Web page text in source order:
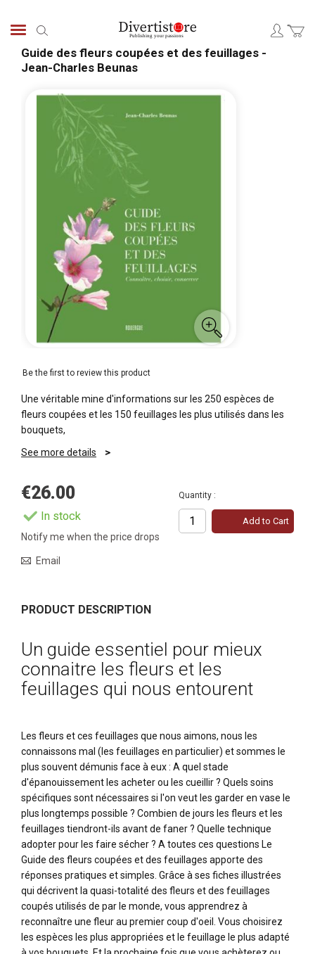
Guide des fleurs coupées et des feuillages -
Jean-Charles Beunas
Be the first to review this product
Une véritable mine d'informations sur les 250 espèces de
fleurs coupées et les 150 feuillages les plus utilisés dans les
bouquets,
See more details
€26.00
In stock
Quantity :
Add to Cart
Notify me when the price drops
Email
PRODUCT DESCRIPTION
Un guide essentiel pour mieux
connaitre les fleurs et les
feuillages qui nous entourent
Les fleurs et ces feuillages que nous aimons, nous les
connaissons mal (les feuillages en particulier) et sommes le
plus souvent démunis face à eux : A quel stade
d'épanouissement les acheter ou les cueillir ? Quels soins
spécifiques sont nécessaires si l'on veut les garder en vase le
plus longtemps possible ? Combien de jours les fleurs et les
feuillages tiendront-ils avant de faner ? Quelle technique
adopter pour les faire sécher ? A toutes ces questions Le
Guide des fleurs coupées et des feuillages apporte des
réponses pratiques et simples. Grâce à ses fiches illustrées
qui décrivent la quasi-totalité des fleurs et des feuillages
coupés utilisés de par le monde, vous apprendrez à
reconnaître une fleur au premier coup d'oeil. Vous choisirez
les espèces les plus appropriées et le feuillage le plus adapté